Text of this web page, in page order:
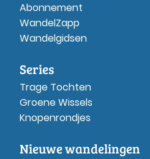
Abonnement
WandelZapp
Wandelgidsen
Series
Trage Tochten
Groene Wissels
Knopenrondjes
Nieuwe wandelingen